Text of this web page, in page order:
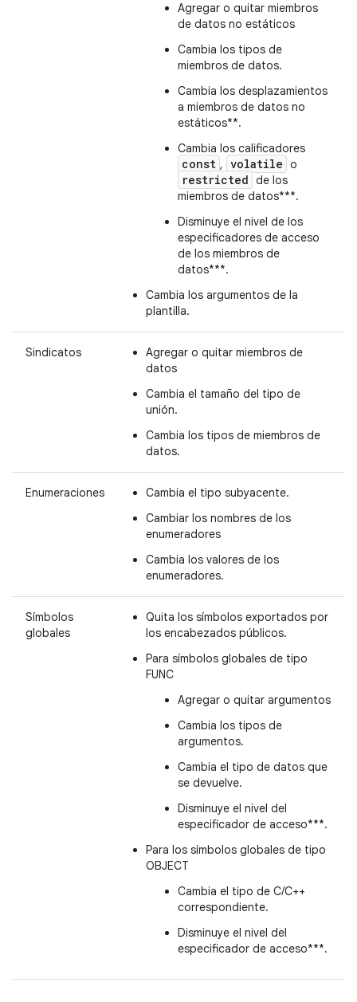
Agregar o quitar miembros
de datos no estáticos
Cambia los tipos de
miembros de datos.
Cambia los desplazamientos
a miembros de datos no
estáticos**.
Cambia los calificadores
const , volatile o
restricted de los
miembros de datos***.
Disminuye el nivel de los
especificadores de acceso
de los miembros de
datos***.
Cambia los argumentos de la
plantilla.
Sindicatos
Agregar o quitar miembros de
datos
Cambia el tamaño del tipo de
unión.
Cambia los tipos de miembros de
datos.
Enumeraciones
Cambia el tipo subyacente.
Cambiar los nombres de los
enumeradores
Cambia los valores de los
enumeradores.
Símbolos
globales
Quita los símbolos exportados por
los encabezados públicos.
Para símbolos globales de tipo
FUNC
Agregar o quitar argumentos
Cambia los tipos de
argumentos.
Cambia el tipo de datos que
se devuelve.
Disminuye el nivel del
especificador de acceso***.
Para los símbolos globales de tipo
OBJECT
Cambia el tipo de C/C++
correspondiente.
Disminuye el nivel del
especificador de acceso***.